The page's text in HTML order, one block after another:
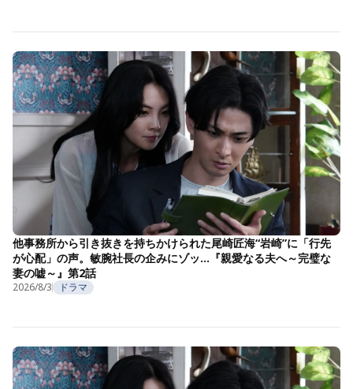
他事務所から引き抜きを持ちかけられた尾崎匠海“岩崎”に「行先
が心配」の声。敏腕社長の企みにゾッ…『親愛なる夫へ～完璧な
妻の嘘～』第2話
2026/8/3 ドラマ